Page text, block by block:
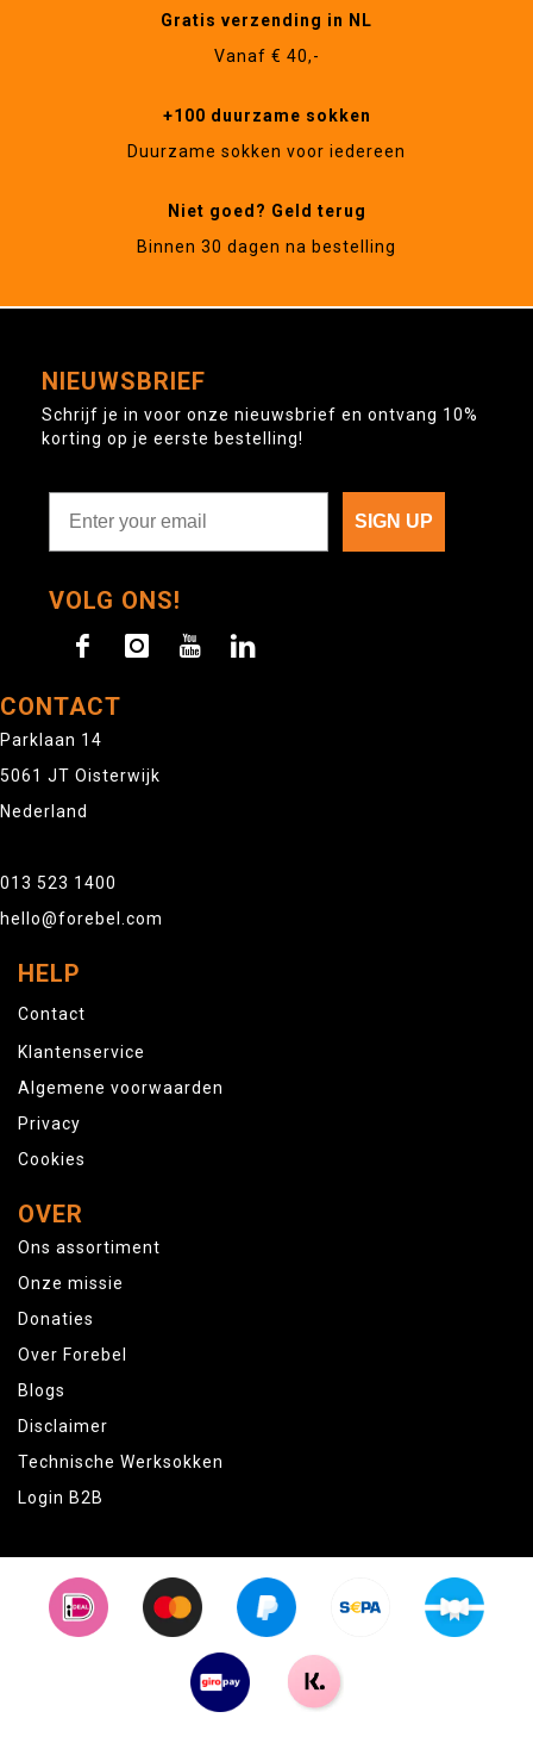
Gratis verzending in NL
Vanaf € 40,-
+100 duurzame sokken
Duurzame sokken voor iedereen
Niet goed? Geld terug
Binnen 30 dagen na bestelling
NIEUWSBRIEF
Schrijf je in voor onze nieuwsbrief en ontvang 10%
korting op je eerste bestelling!
SIGN UP
VOLG ONS!
CONTACT
Parklaan 14
5061 JT Oisterwijk
Nederland
013 523 1400
hello@forebel.com
HELP
Contact
Klantenservice
Algemene voorwaarden
Privacy
Cookies
OVER
Ons assortiment
Onze missie
Donaties
Over Forebel
Blogs
Disclaimer
Technische Werksokken
Login B2B